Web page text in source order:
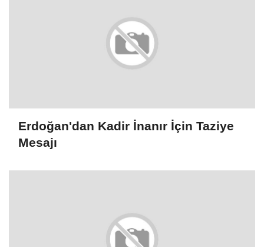
Erdoğan'dan Kadir İnanır İçin Taziye
Mesajı